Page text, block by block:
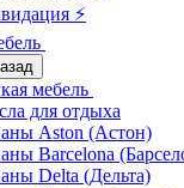
⚡
мебель
для отдыха
Aston (Астон)
Barcelona
Delta (Дельта)